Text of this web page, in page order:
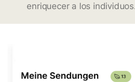
enriquecer a los